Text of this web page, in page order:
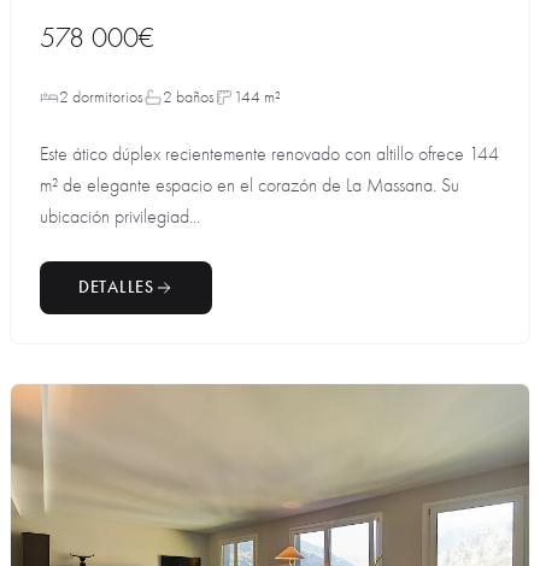
578 000€
2 dormitorios 2 baños 144 m²
Este ático dúplex recientemente renovado con altillo ofrece 144
m² de elegante espacio en el corazón de La Massana. Su
ubicación privilegiad...
DETALLES